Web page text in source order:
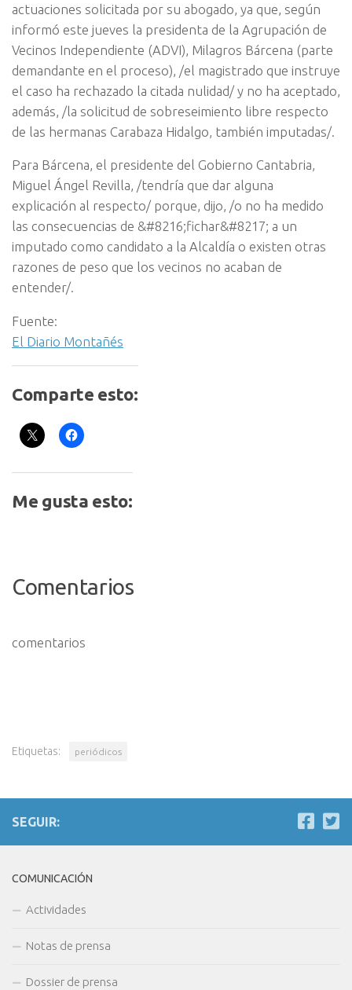
actuaciones solicitada por su abogado, ya que, según
informó este jueves la presidenta de la Agrupación de
Vecinos Independiente (ADVI), Milagros Bárcena (parte
demandante en el proceso), /el magistrado que instruye
el caso ha rechazado la citada nulidad/ y no ha aceptado,
además, /la solicitud de sobreseimiento libre respecto
de las hermanas Carabaza Hidalgo, también imputadas/.
Para Bárcena, el presidente del Gobierno Cantabria,
Miguel Ángel Revilla, /tendría que dar alguna
explicación al respecto/ porque, dijo, /o no ha medido
las consecuencias de &#8216;fichar&#8217; a un
imputado como candidato a la Alcaldía o existen otras
razones de peso que los vecinos no acaban de
entender/.
Fuente:
El Diario Montañés
Comparte esto:
Me gusta esto:
Comentarios
comentarios
Etiquetas: periódicos
SEGUIR:
COMUNICACIÓN
Actividades
Notas de prensa
Dossier de prensa